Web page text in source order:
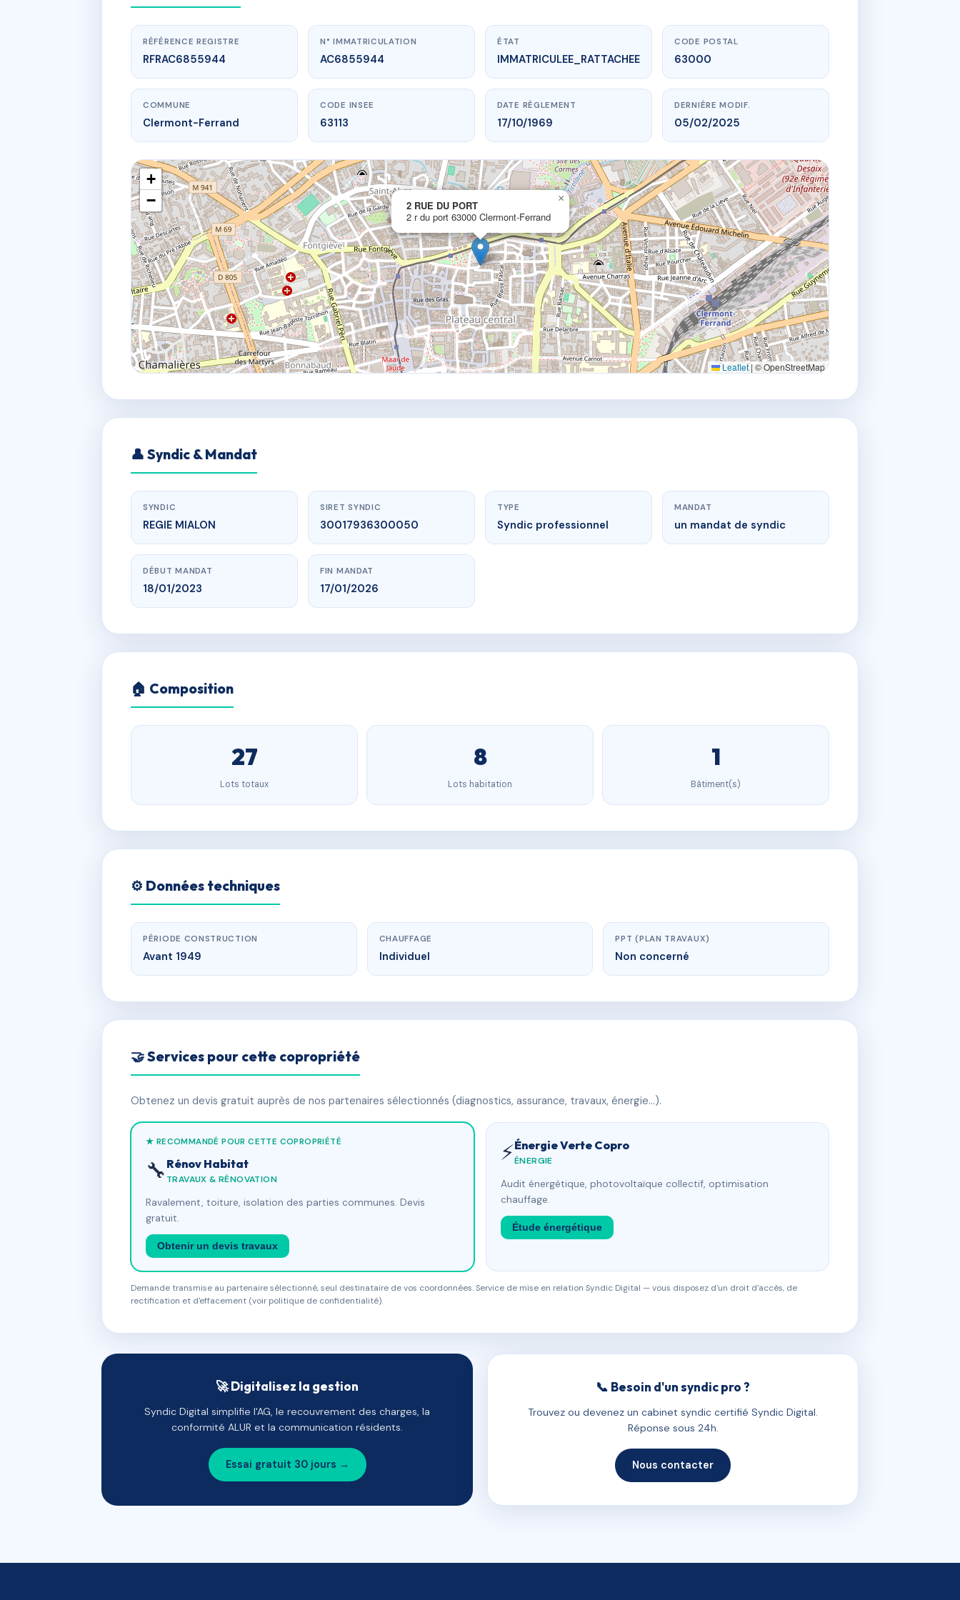
www.vme.plus/AC6855944
2 RUE DU PORT
2 r du port63000 Clermont-Ferrand
RÉFÉRENCE REGISTRE
RFRAC6855944
N° IMMATRICULATION
AC6855944
ÉTAT
IMMATRICULEE_RATTACHEE
CODE POSTAL
63000
COMMUNE
Clermont-Ferrand
CODE INSEE
63113
DATE RÈGLEMENT
17/10/1969
DERNIÈRE MODIF.
05/02/2025
2 RUE DU PORT
2 r du port 63000 Clermont-Ferrand
×
+
−
Leaflet | © OpenStreetMap
👤 Syndic & Mandat
SYNDIC
REGIE MIALON
SIRET SYNDIC
30017936300050
TYPE
Syndic professionnel
MANDAT
un mandat de syndic
DÉBUT MANDAT
18/01/2023
FIN MANDAT
17/01/2026
🏠 Composition
27
Lots totaux
8
Lots habitation
1
Bâtiment(s)
⚙️ Données techniques
PÉRIODE CONSTRUCTION
Avant 1949
CHAUFFAGE
Individuel
PPT (PLAN TRAVAUX)
Non concerné
🤝 Services pour cette copropriété
Obtenez un devis gratuit auprès de nos partenaires sélectionnés (diagnostics, assurance, travaux, énergie…).
★ RECOMMANDÉ POUR CETTE COPROPRIÉTÉ
🔧 Rénov Habitat
TRAVAUX & RÉNOVATION
Ravalement, toiture, isolation des parties communes. Devis
gratuit.
Obtenir un devis travaux
⚡Énergie Verte Copro
ÉNERGIE
Audit énergétique, photovoltaïque collectif, optimisation
chauffage.
Étude énergétique
Demande transmise au partenaire sélectionné, seul destinataire de vos coordonnées. Service de mise en relation Syndic Digital — vous disposez d'un droit d'accès, de
rectification et d'effacement (voir politique de confidentialité).
🚀 Digitalisez la gestion
Syndic Digital simplifie l'AG, le recouvrement des charges, la
conformité ALUR et la communication résidents.
Essai gratuit 30 jours →
📞 Besoin d'un syndic pro ?
Trouvez ou devenez un cabinet syndic certifié Syndic Digital.
Réponse sous 24h.
Nous contacter